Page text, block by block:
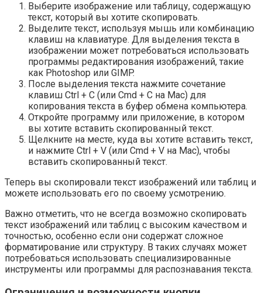
Выберите изображение или таблицу, содержащую
текст, который вы хотите скопировать.
Выделите текст, используя мышь или комбинацию
клавиш на клавиатуре. Для выделения текста в
изображении может потребоваться использовать
программы редактирования изображений, такие
как Photoshop или GIMP.
После выделения текста нажмите сочетание
клавиш Ctrl + C (или Cmd + C на Mac) для
копирования текста в буфер обмена компьютера.
Откройте программу или приложение, в котором
вы хотите вставить скопированный текст.
Щелкните на месте, куда вы хотите вставить текст,
и нажмите Ctrl + V (или Cmd + V на Mac), чтобы
вставить скопированный текст.
Теперь вы скопировали текст изображений или таблиц и
можете использовать его по своему усмотрению.
Важно отметить, что не всегда возможно скопировать
текст изображений или таблиц с высоким качеством и
точностью, особенно если они содержат сложное
форматирование или структуру. В таких случаях может
потребоваться использовать специализированные
инструменты или программы для распознавания текста.